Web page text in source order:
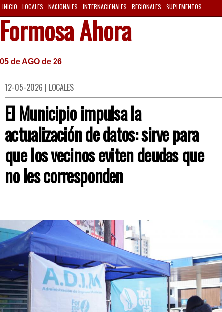
INICIO LOCALES NACIONALES INTERNACIONALES REGIONALES SUPLEMENTOS
Formosa Ahora
05 de AGO de 26
12-05-2026 | LOCALES
El Municipio impulsa la
actualización de datos: sirve para
que los vecinos eviten deudas que
no les corresponden